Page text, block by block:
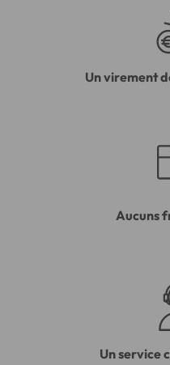
Un virement
Aucuns
Un service